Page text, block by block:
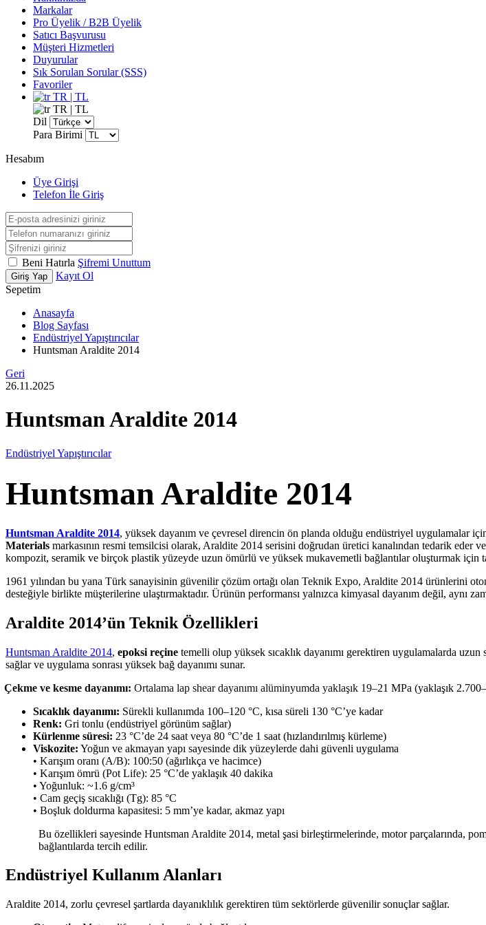
Markalar
Pro Üyelik / B2B Üyelik
Satıcı Başvurusu
Müşteri Hizmetleri
Duyurular
Sık Sorulan Sorular (SSS)
Favoriler
TR | TL
TR | TL
Dil
Para Birimi
Hesabım
Üye Girişi
Telefon İle Giriş
Beni Hatırla Şifremi Unuttum
Giriş Yap
Kayıt Ol
Sepetim
Anasayfa
Blog Sayfası
Endüstriyel Yapıştırıcılar
Huntsman Araldite 2014
Geri
26.11.2025
Huntsman Araldite 2014
Endüstriyel Yapıştırıcılar
Huntsman Araldite 2014
Huntsman Araldite 2014, yüksek dayanım ve çevresel direncin ön planda olduğu endüstriyel uygulamalar
Materials markasının resmi temsilcisi olarak, Araldite 2014 serisini doğrudan üretici kanalından tedarik
kompozit, seramik ve birçok plastik yüzeyde uzun ömürlü ve yüksek mukavemetli bağlantılar oluşturmak için
1961 yılından bu yana Türk sanayisinin güvenilir çözüm ortağı olan Teknik Expo, Araldite 2014 ürünlerini
desteğiyle birlikte müşterilerine ulaştırmaktadır. Ürünün performansı yalnızca kimyasal dayanım değil, aynı
Araldite 2014’ün Teknik Özellikleri
Huntsman Araldite 2014, epoksi reçine temelli olup yüksek sıcaklık dayanımı gerektiren uygulamalarda
sağlar ve uygulama sonrası yüksek bağ dayanımı sunar.
Çekme ve kesme dayanımı: Ortalama lap shear dayanımı alüminyumda yaklaşık 19–21 MPa (yaklaşık
Sıcaklık dayanımı: Sürekli kullanımda 100–120 °C, kısa süreli 130 °C’ye kadar
Renk: Gri tonlu (endüstriyel görünüm sağlar)
Kürlenme süresi: 23 °C’de 24 saat veya 80 °C’de 1 saat (hızlandırılmış kürleme)
Viskozite: Yoğun ve akmayan yapı sayesinde dik yüzeylerde dahi güvenli uygulama
• Karışım oranı (A/B): 100:50 (ağırlıkça ve hacimce)
• Karışım ömrü (Pot Life): 25 °C’de yaklaşık 40 dakika
• Yoğunluk: ~1.6 g/cm³
• Cam geçiş sıcaklığı (Tg): 85 °C
• Boşluk doldurma kapasitesi: 5 mm’ye kadar, akmaz yapı
Bu özellikleri sayesinde Huntsman Araldite 2014, metal şasi birleştirmelerinde, motor parçalarında,
bağlantılarda tercih edilir.
Endüstriyel Kullanım Alanları
Araldite 2014, zorlu çevresel şartlarda dayanıklılık gerektiren tüm sektörlerde güvenilir sonuçlar sağlar.